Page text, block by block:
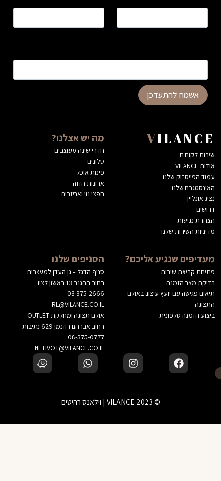
אשמח להתעדכן
VILANCE
שירות לקוחות
אודות VILANCE
עמוד הפייסבוק שלנו
האינסטגרם שלנו
נציג אונליין
דרושים
הצהרת נגישות
מדיניות השירות שלנו
מה יש אצלנו?
חדרי שינה מעוצבים
סלונים
פינות אוכל
ארונות הזזה
חפצי נוי ואביזרים
מעדיפים שנגיע אליכם?
פתיחת קריאת שירות
בדיקת מצב הזמנה
תיאום פגישה עם יועץ עיצוב באולם
התצוגה
ביצוע הזמנה טלפונית
הסניפים שלנו
סניף הדגל – גן העדן למעצבים
רחוב ההגנה 13 ראשון לציון
03-375-2666
RL@VILANCE.CO.IL
אולם תצוגה ומחלקת OUTLET
רחוב אברהם רוזנמן 629 נתיבות
08-375-0777
NETIVOT@VILANCE.CO.IL
© 2023 VILANCE | וילאנס רהיטים